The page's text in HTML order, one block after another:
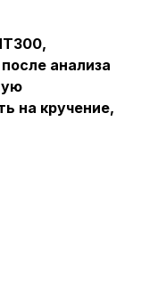
анализа
на кручение,
файлов не
и